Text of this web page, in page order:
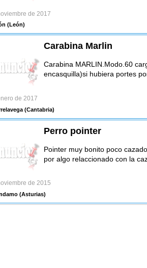
de 2017
(León)
Carabina Marlin
Carabina MARLIN.Modo.60
encasquilla)si hubiera portes
de 2017
(Cantabria)
Perro pointer
Pointer muy bonito poco
por algo relaccionado con la
de 2015
(Asturias)